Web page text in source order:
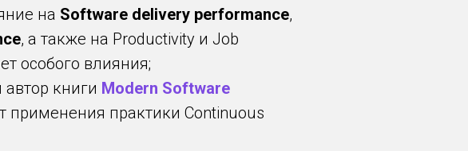
на Software delivery performance,
, а также на Productivity и Job
особого влияния;
автор книги Modern Software
применения практики Continuous